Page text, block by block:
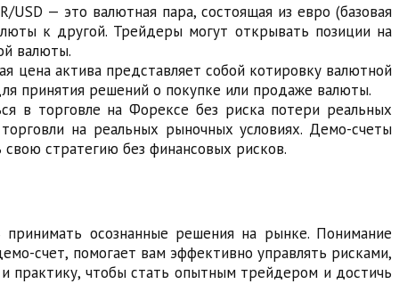
— это валютная пара, состоящая из евро (базовая
к другой. Трейдеры могут открывать позиции на
валюты.
цена актива представляет собой котировку валютной
принятия решений о покупке или продаже валюты.
в торговле на Форексе без риска потери реальных
на реальных рыночных условиях. Демо-счеты
стратегию без финансовых рисков.
осознанные решения на рынке. Понимание
счет, помогает вам эффективно управлять рисками,
практику, чтобы стать опытным трейдером и достичь